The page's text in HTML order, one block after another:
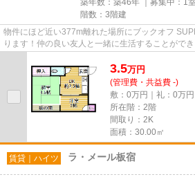
築年数：築46年 ｜募集中： 1室
階数：3階建
物件にほど近い377m離れた場所にブックオフ
ります！仲の良い友人と一緒に生活することがで
3.5万円
(管理費・共益費 -)
敷：0万円｜礼：0万円
所在階：2階
間取り：2K
面積：30.00㎡
賃貸｜ハイツ ラ・メール板宿